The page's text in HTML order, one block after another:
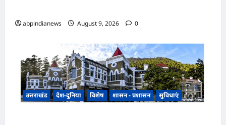
abpindianews August 9, 2026 0
उत्तराखंड देश-दुनिया विशेष शासन - प्रशासन सुविधाएं